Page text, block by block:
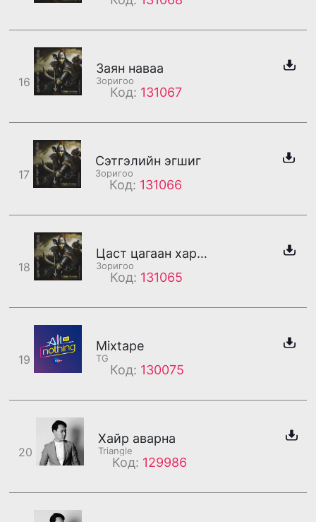
16
Заян наваа
Зоригоо
Код: 131067
17
Сэтгэлийн эгшиг
Зоригоо
Код: 131066
18
Цаст цагаан хархираа
Зоригоо
Код: 131065
19
Mixtape
TG
Код: 130075
20
Хайр аварна
Triangle
Код: 129986